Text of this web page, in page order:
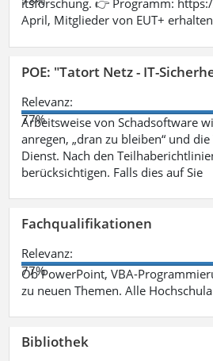
itsforschung. 👉 Programm:
April, Mitglieder von EUT+
POE: "Tatort Netz - IT-
Relevanz:
77%
Arbeitsweise von Schadsoftware
anregen, „dran zu bleiben“ und
Dienst. Nach den
berücksichtigen. Falls dies auf Sie
Fachqualifikationen
Relevanz:
77%
Ob PowerPoint, VBA-
zu neuen Themen. Alle
Bibliothek